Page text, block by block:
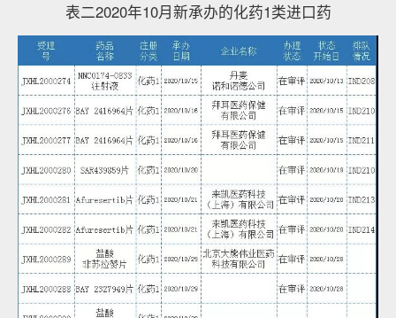
表二2020年10月新承办的化药1类进口药